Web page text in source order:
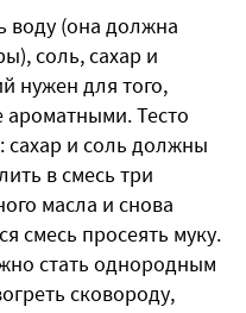
воду (она должна
соль, сахар и
нужен для того,
Тесто
сахар и соль должны
в смесь три
масла и снова
смесь просеять муку.
стать однородным
сковороду,